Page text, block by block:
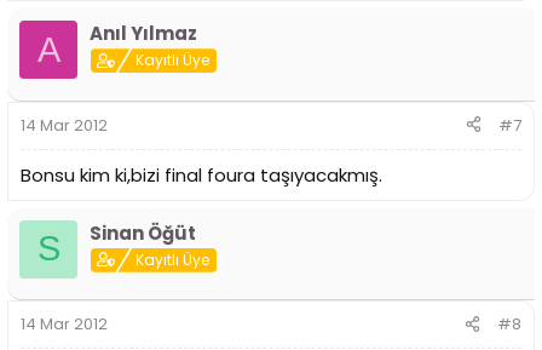
A Anıl Yılmaz
Kayıtlı Üye
14 Mar 2012 #7
Bonsu kim ki,bizi final foura taşıyacakmış.
S Sinan Öğüt
Kayıtlı Üye
14 Mar 2012 #8